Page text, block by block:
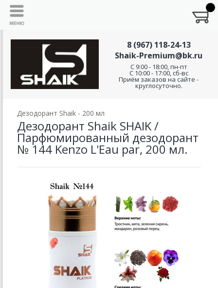
8 (967) 118-24-13
Shaik-Premium@bk.ru
C 9:00 - 18:00, пн-пт
С 10:00 - 17:00, сб-вс
Приём заказов на сайте -
круглосуточно.
Дезодорант Shaik - 200 мл
Дезодорант Shaik SHAIK /
Парфюмированный дезодорант
№ 144 Kenzo L'Eau par, 200 мл.